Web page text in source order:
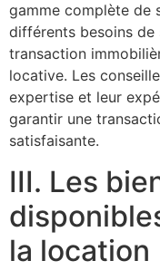
gamme complète de
différents besoins de
transaction
locative. Les
expertise et leur
garantir une
satisfaisante.
III. Les
la location